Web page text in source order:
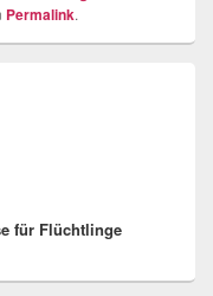
Permalink.
für Flüchtlinge